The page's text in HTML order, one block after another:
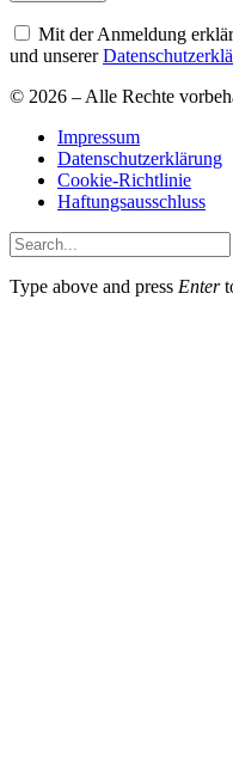
Mit der Anmeldung
und unserer
© 2026 – Alle Rechte
Impressum
Datenschutzerklärung
Cookie-Richtlinie
Haftungsausschluss
Type above and press Enter